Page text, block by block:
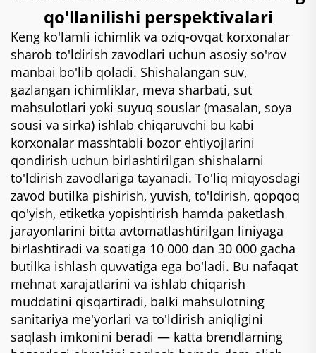
qo'llanilishi perspektivalari
Keng ko'lamli ichimlik va oziq-ovqat korxonalar
sharob to'ldirish zavodlari uchun asosiy so'rov
manbai bo'lib qoladi. Shishalangan suv,
gazlangan ichimliklar, meva sharbati, sut
mahsulotlari yoki suyuq souslar (masalan, soya
sousi va sirka) ishlab chiqaruvchi bu kabi
korxonalar masshtabli bozor ehtiyojlarini
qondirish uchun birlashtirilgan shishalarni
to'ldirish zavodlariga tayanadi. To'liq miqyosdagi
zavod butilka pishirish, yuvish, to'ldirish, qopqoq
qo'yish, etiketka yopishtirish hamda paketlash
jarayonlarini bitta avtomatlashtirilgan liniyaga
birlashtiradi va soatiga 10 000 dan 30 000 gacha
butilka ishlash quvvatiga ega bo'ladi. Bu nafaqat
mehnat xarajatlarini va ishlab chiqarish
muddatini qisqartiradi, balki mahsulotning
sanitariya me'yorlari va to'ldirish aniqligini
saqlash imkonini beradi — katta brendlarning